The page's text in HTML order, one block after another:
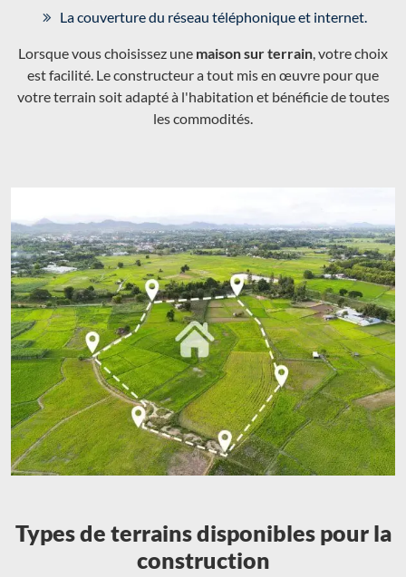
La couverture du réseau téléphonique et internet.
Lorsque vous choisissez une maison sur terrain , votre choix
est facilité. Le constructeur a tout mis en œuvre pour que
votre terrain soit adapté à l'habitation et bénéficie de toutes
les commodités.
Types de terrains disponibles pour la
construction